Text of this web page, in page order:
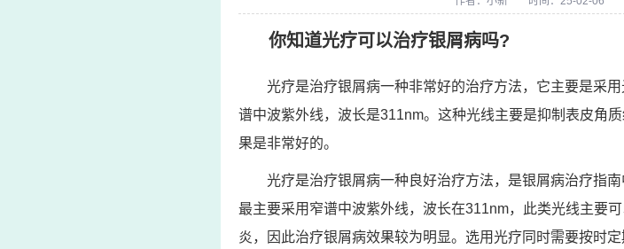
你知道光疗可以治疗银屑病吗?
光疗是治疗银屑病一种非常好的治疗方法，它主要是采
谱中波紫外线，波长是311nm。这种光线主要是抑制表皮角
果是非常好的。
光疗是治疗银屑病一种良好治疗方法，是银屑病治疗指
最主要采用窄谱中波紫外线，波长在311nm，此类光线主要
炎，因此治疗银屑病效果较为明显。选用光疗同时需要按时